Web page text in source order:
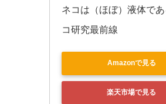
ネコは（ほぼ）液体で
コ研究最前線
Amazonで見る
楽天市場で見る